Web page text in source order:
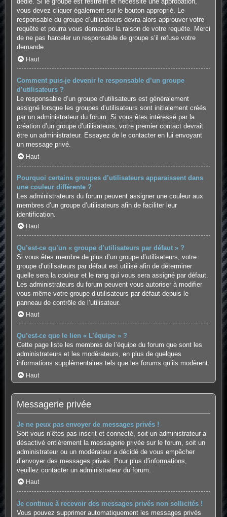
vous devez cliquer également sur le bouton approprié. Le
responsable du groupe d’utilisateurs devra alors approuver votre
requête et pourra vous demander la raison de votre requête. Merci
de ne pas harceler un responsable de groupe s’il refuse votre
demande.
Haut
Comment puis-je devenir le responsable d’un groupe
d’utilisateurs ?
Le responsable d’un groupe d’utilisateurs est généralement
assigné lorsque les groupes d’utilisateurs sont initialement créés
par un administrateur du forum. Si vous êtes intéressé par la
création d’un groupe d’utilisateurs, votre premier contact devrait
être un administrateur. Essayez de le contacter en lui envoyant
un message privé.
Haut
Pourquoi certains groupes d’utilisateurs apparaissent dans
une couleur différente ?
Les administrateurs du forum peuvent assigner une couleur aux
membres d’un groupe d’utilisateurs afin de faciliter leur
identification.
Haut
Qu’est-ce qu’un « groupe d’utilisateurs par défaut » ?
Si vous êtes membre de plus d’un groupe d’utilisateurs, votre
groupe d’utilisateurs par défaut est utilisé afin de déterminer
quelle sera la couleur et le rang qui vous sera assigné par défaut.
Les administrateurs du forum peuvent vous autoriser à modifier
vous-même votre groupe d’utilisateurs par défaut depuis le
panneau de contrôle de l’utilisateur.
Haut
Qu’est-ce que le lien « L’équipe » ?
Cette page liste les membres de l’équipe du forum que sont les
administrateurs et les modérateurs, en plus de quelques
informations supplémentaires tels que les forums qu’ils modèrent.
Haut
Messagerie privée
Je ne peux pas envoyer de messages privés !
Soit vous n’êtes pas inscrit et connecté, soit un administrateur a
désactivé entièrement la messagerie privée sur le forum, soit un
administrateur ou un modérateur a décidé de vous empêcher
d’envoyer des messages privés. Pour plus d’informations,
veuillez contacter un administrateur du forum.
Haut
Je continue à recevoir des messages privés non sollicités !
Vous pouvez supprimer automatiquement les messages privés